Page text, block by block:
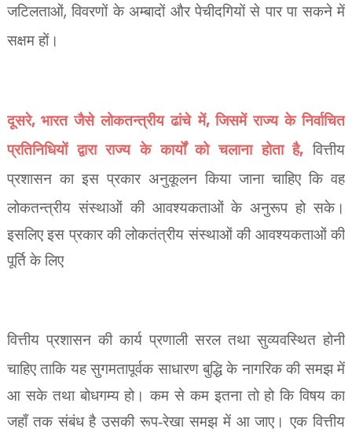
जटिलताओं,विवरणों के अम्बादों और पेचीदगियों से पार पा सकने में
सक्षम हों।
दूसरे,भारत जैसे लोकतन्त्रीय ढांचे में,जिसमें राज्य के निर्वाचित
प्रतिनिधियों द्वारा राज्य के कार्यों कोचलाना होता है, वित्तीय
प्रशासन का इस प्रकार अनुकूलन किया जाना चाहिए कि वह
लोकतन्त्रीय संस्थाओं की आवश्यकताओं के अनुरूप हो सके।
इसलिए इस प्रकार की लोकतंत्रीय संस्थाओं की आवश्यकताओं की
पूर्ति के लिए
वित्तीय प्रशासन की कार्य प्रणाली सरल तथा सुव्यवस्थित होनी
चाहिए ताकि यह सुगमतापूर्वक साधारण बुद्धि के नागरिक की समझ में
आ सके तथा बोधगम्य हो। कम से कम इतना तो हो कि विषय का
जहाँ तक संबंध हैउसकी रूप-रेखा समझ में आ जाए। एक वित्तीय